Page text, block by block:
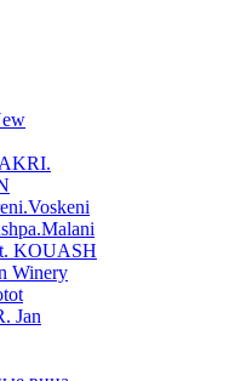
KOUASH
Winery
Jan